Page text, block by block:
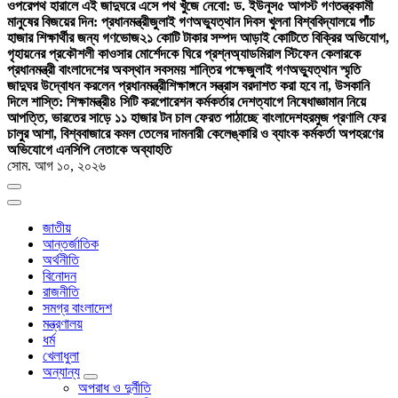
ওপরেপথ হারালে এই জাদুঘরে এসে পথ খুঁজে নেবো: ড. ইউনূস৫ আগস্ট গণতন্ত্রকামী
মানুষের বিজয়ের দিন: প্রধানমন্ত্রীজুলাই গণঅভ্যুত্থান দিবস খুলনা বিশ্ববিদ্যালয়ে পাঁচ
হাজার শিক্ষার্থীর জন্য গণভোজ২১ কোটি টাকার সম্পদ আড়াই কোটিতে বিক্রির অভিযোগ,
গৃহায়নের প্রকৌশলী কাওসার মোর্শেদকে ঘিরে প্রশ্নঅ্যাডমিরাল স্টিফেন কেলারকে
প্রধানমন্ত্রী বাংলাদেশের অবস্থান সবসময় শান্তির পক্ষেজুলাই গণঅভ্যুত্থান স্মৃতি
জাদুঘর উদ্বোধন করলেন প্রধানমন্ত্রীশিক্ষাঙ্গনে সন্ত্রাস বরদাশত করা হবে না, উসকানি
দিলে শাস্তি: শিক্ষামন্ত্রী৪ সিটি করপোরেশন কর্মকর্তার দেশত্যাগে নিষেধাজ্ঞামান নিয়ে
আপত্তি, ভারতের সাড়ে ১১ হাজার টন চাল ফেরত পাঠাচ্ছে বাংলাদেশহরমুজ প্রণালি ফের
চালুর আশা, বিশ্ববাজারে কমল তেলের দামনারী কেলেঙ্কারি ও ব্যাংক কর্মকর্তা অপহরণের
অভিযোগে এনসিপি নেতাকে অব্যাহতি
সোম. আগ ১০, ২০২৬
জাতীয়
আন্তর্জাতিক
অর্থনীতি
বিনোদন
রাজনীতি
সমগ্র বাংলাদেশ
মন্ত্রণালয়
ধর্ম
খেলাধুলা
অন্যান্য
অপরাধ ও দুর্নীতি